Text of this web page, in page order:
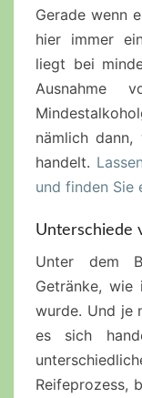
Gerade wenn
hier immer
liegt bei
Ausnahme
nämlich
handelt.
und finden Sie
Unterschiede
Unter dem
Getränke,
wurde. Und je
es sich
Reifeprozess,